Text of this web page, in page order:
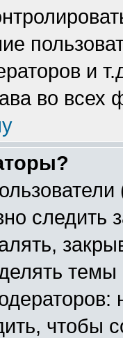
и
во всех
следить
чтобы